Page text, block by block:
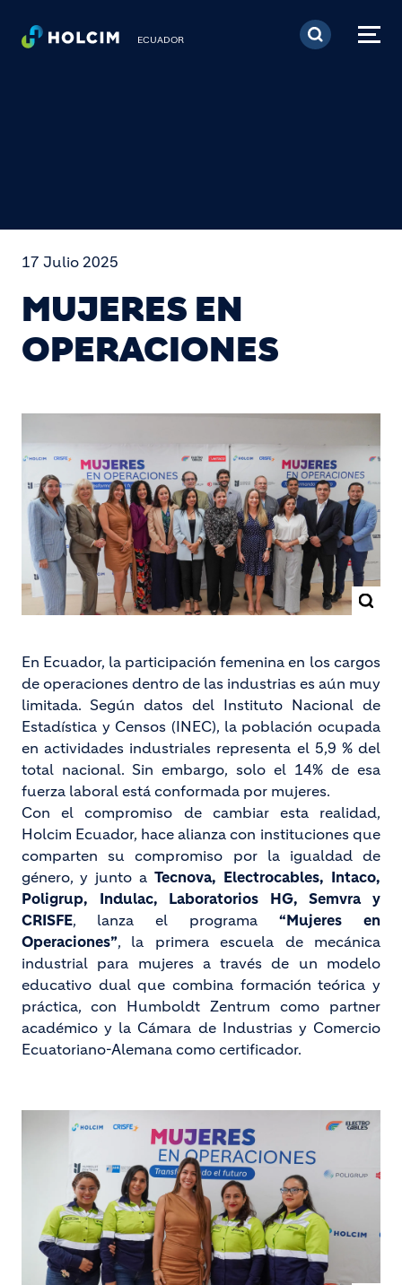
Pasar al contenido
ECUADOR
17 Julio 2025
MUJERES EN
OPERACIONES
En Ecuador, la participación femenina en los cargos
de operaciones dentro de las industrias es aún muy
limitada. Según datos del Instituto Nacional de
Estadística y Censos (INEC), la población ocupada
en actividades industriales representa el 5,9 % del
total nacional. Sin embargo, solo el 14% de esa
fuerza laboral está conformada por mujeres.
Con el compromiso de cambiar esta realidad,
Holcim Ecuador, hace alianza con instituciones que
comparten su compromiso por la igualdad de
género, y junto a Tecnova, Electrocables, Intaco,
Poligrup, Indulac, Laboratorios HG, Semvra y
CRISFE, lanza el programa “Mujeres en
Operaciones”, la primera escuela de mecánica
industrial para mujeres a través de un modelo
educativo dual que combina formación teórica y
práctica, con Humboldt Zentrum como partner
académico y la Cámara de Industrias y Comercio
Ecuatoriano-Alemana como certificador.